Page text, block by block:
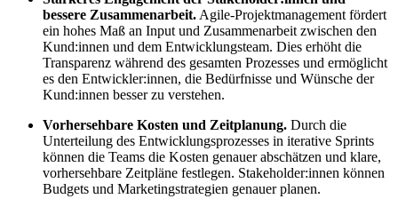
bessere Zusammenarbeit. Agile-Projektmanagement fördert
ein hohes Maß an Input und Zusammenarbeit zwischen den
Kund:innen und dem Entwicklungsteam. Dies erhöht die
Transparenz während des gesamten Prozesses und ermöglicht
es den Entwickler:innen, die Bedürfnisse und Wünsche der
Kund:innen besser zu verstehen.
Vorhersehbare Kosten und Zeitplanung. Durch die
Unterteilung des Entwicklungsprozesses in iterative Sprints
können die Teams die Kosten genauer abschätzen und klare,
vorhersehbare Zeitpläne festlegen. Stakeholder:innen können
Budgets und Marketingstrategien genauer planen.